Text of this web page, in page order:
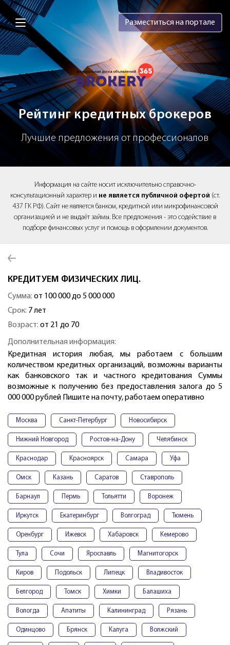
Brokery365 - Рейтинг кредитных
Разместиться на портале
Рейтинг кредитных брокеров
Лучшие предложения от профессионалов
Информация на сайте носит исключительно справочно-
консультационный характер и не является публичной офертой (ст.
437 ГК РФ). Сайт не является банком, кредитной или микрофинансовой
организацией и не выдаёт займы. Все предложения - это содействие в
подборе финансовых услуг и помощь в оформлении документов.
КРЕДИТУЕМ ФИЗИЧЕСКИХ ЛИЦ.
Сумма: от 100 000 до 5 000 000
Срок: 7 лет
Возраст: от 21 до 70
Дополнительная информация:
Кредитная история любая, мы работаем с большим
количеством кредитных организаций, возможны варианты
как банковского так и частного кредитования Суммы
возможные к получению без предоставления залога до 5
000 000 рублей Пишите на почту, работаем оперативно
Москва Санкт-Петербург Новосибирск
Нижний Новгород Ростов-на-Дону Челябинск
Краснодар Красноярск Самара Уфа
Омск Казань Саратов Ставрополь
Барнаул Пермь Тольятти Воронеж
Иркутск Екатеринбург Волгоград Тюмень
Оренбург Ижевск Хабаровск Кемерово
Тула Сочи Ярославль Магнитогорск
Киров Подольск Липецк Владивосток
Белгород Томск Химки Балашиха
Вологда Апатиты Калининград Рязань
Одинцово Брянск Калуга Волжский